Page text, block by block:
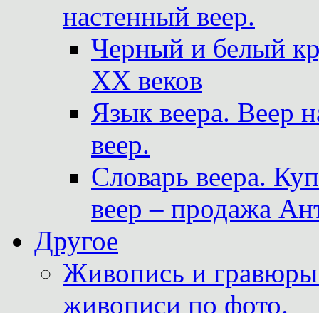
настенный веер.
Черный и белый
XX веков
Язык веера. Веер
веер.
Словарь веера.
веер – продажа
Другое
Живопись и
живописи по фото.